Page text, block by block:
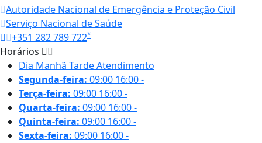
Autoridade Nacional de Emergência e Proteção Civil
Serviço Nacional de Saúde
+351 282 789 722*
Horários
Dia Manhã TardeAtendimento
Segunda-feira: 09:00 16:00-
Terça-feira: 09:00 16:00-
Quarta-feira: 09:00 16:00-
Quinta-feira: 09:00 16:00-
Sexta-feira: 09:00 16:00-